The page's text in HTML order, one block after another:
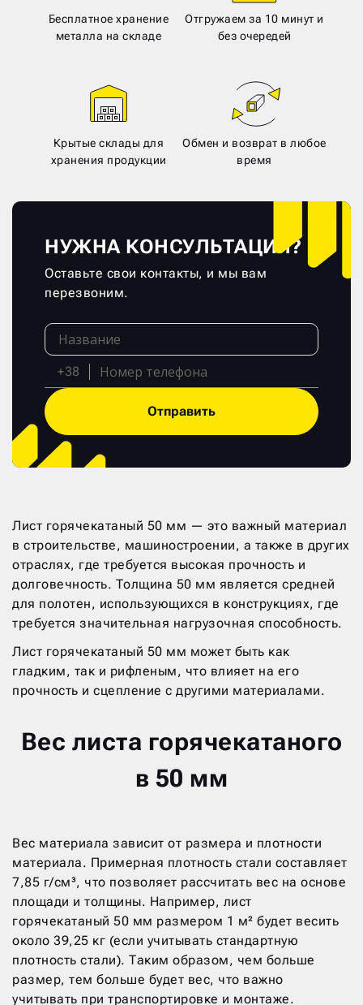
Бесплатное хранение
металла на складе
Отгружаем за 10 минут и
без очередей
Крытые склады для
хранения продукции
Обмен и возврат в любое
время
НУЖНА КОНСУЛЬТАЦИЯ?
Оставьте свои контакты, и мы вам
перезвоним.
+38
Отправить
Лист горячекатаный 50 мм — это важный материал
в строительстве, машиностроении, а также в других
отраслях, где требуется высокая прочность и
долговечность. Толщина 50 мм является средней
для полотен, использующихся в конструкциях, где
требуется значительная нагрузочная способность.
Лист горячекатаный 50 мм может быть как
гладким, так и рифленым, что влияет на его
прочность и сцепление с другими материалами.
Вес листа горячекатаного
в 50 мм
Вес материала зависит от размера и плотности
материала. Примерная плотность стали составляет
7,85 г/см³, что позволяет рассчитать вес на основе
площади и толщины. Например, лист
горячекатаный 50 мм размером 1 м² будет весить
около 39,25 кг (если учитывать стандартную
плотность стали). Таким образом, чем больше
размер, тем больше будет вес, что важно
учитывать при транспортировке и монтаже.